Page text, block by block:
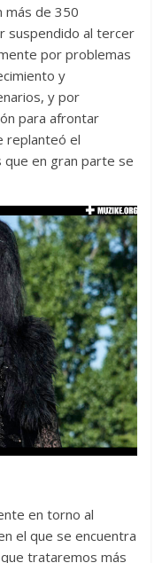
más de 350
suspendido al tercer
por problemas
y
y por
para afrontar
replanteó el
en gran parte se
en torno al
el que se encuentra
trataremos más